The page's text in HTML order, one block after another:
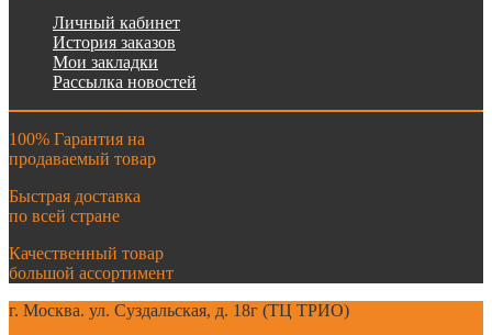
Личный кабинет
История заказов
Мои закладки
Рассылка новостей
100% Гарантия на
продаваемый товар
Быстрая доставка
по всей стране
Качественный товар
большой ассортимент
г. Москва. ул. Суздальская, д. 18г (ТЦ ТРИО)